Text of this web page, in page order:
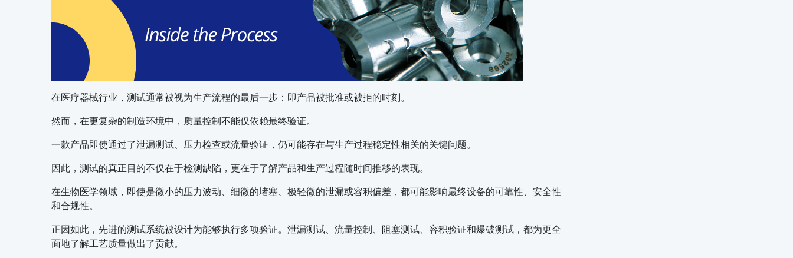
在医疗器械行业，测试通常被视为生产流程的最后一步：即产品被批准或被拒的时刻。
然而，在更复杂的制造环境中，质量控制不能仅依赖最终验证。
一款产品即使通过了泄漏测试、压力检查或流量验证，仍可能存在与生产过程稳定性相关的关键问题。
因此，测试的真正目的不仅在于检测缺陷，更在于了解产品和生产过程随时间推移的表现。
在生物医学领域，即使是微小的压力波动、细微的堵塞、极轻微的泄漏或容积偏差，都可能影响最终设备的可靠性、安全性
和合规性。
正因如此，先进的测试系统被设计为能够执行多项验证。泄漏测试、流量控制、阻塞测试、容积验证和爆破测试，都为更全
面地了解工艺质量做出了贡献。